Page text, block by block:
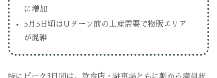
に増加
5月5日頃はUターン前の土産需要で物販エリア
が混雑